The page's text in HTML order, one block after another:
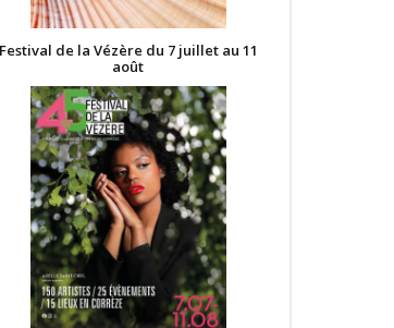
Festival de la Vézère du 7 juillet au 11
août